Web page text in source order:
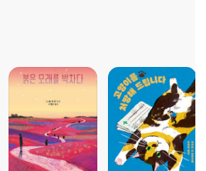
게사코 『유곽 안내서』, 『어쩌다 보니 50살
거 없습니다』, 『이제 좀 느긋하게 지내볼까
다』, 다